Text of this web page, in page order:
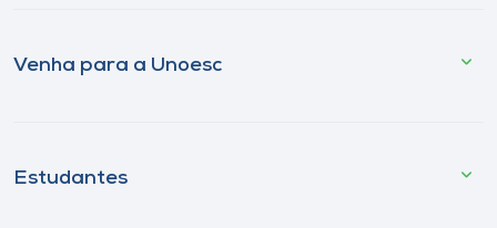
Venha para a Unoesc
Estudantes